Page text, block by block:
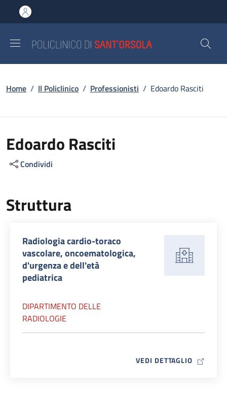
al contenuto principale
to footer content
Briciole di pane
Home / Il Policlinico / Professionisti / Edoardo Rasciti
Edoardo Rasciti
Condividi
Struttura
Radiologia cardio-toraco
vascolare, oncoematologica,
d'urgenza e dell'età
pediatrica
DIPARTIMENTO DELLE
RADIOLOGIE
VEDI DETTAGLIO MAP ICON